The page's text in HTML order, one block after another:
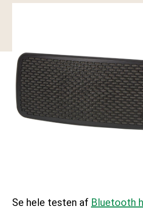
Se hele testen af Bluetooth